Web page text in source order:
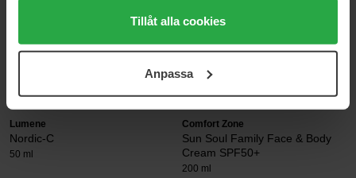
alla cookies, medan du under "Detaljer" kan anpassa
användningen av cookies. Du kan när som helst återkalla
samt vår Integritetspolicy.
Tillåt alla cookies
Anpassa
50 ml
Dermalogica
50 ml
69 €
Lumene
Nordic-C
50 ml
Comfort Zone
Sun Soul Family Face & Body
Cream SPF50+
200 ml